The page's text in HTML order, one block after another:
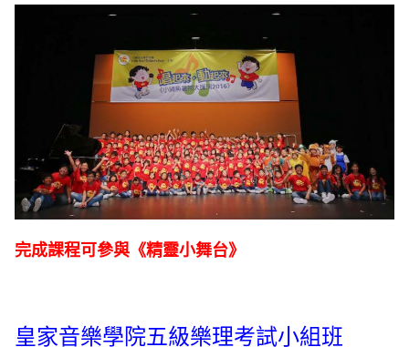
完成課程可參與《精靈小舞台》
皇家音樂學院五級樂理考試小組班